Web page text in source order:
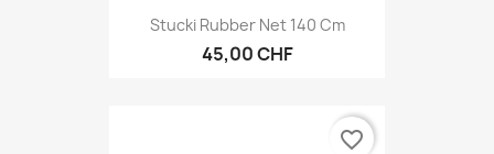
Stucki Rubber Net 140 Cm
45,00 CHF
favorite_border